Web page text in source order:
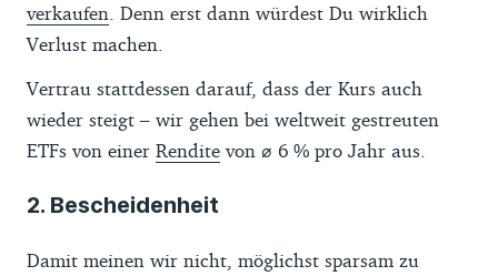
verkaufen. Denn erst dann würdest Du wirklich
Verlust machen.
Vertrau stattdessen darauf, dass der Kurs auch
wieder steigt – wir gehen bei weltweit gestreuten
ETFs von einer Rendite von ⌀ 6 % pro Jahr aus.
2. Bescheidenheit
Damit meinen wir nicht, möglichst sparsam zu